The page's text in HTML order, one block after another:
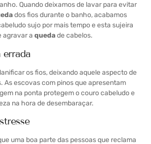
Quando deixamos de lavar para evitar
dos fios durante o banho, acabamos
sujo por mais tempo e esta sujeira
agravar a quedade cabelos.
errada
os fios, deixando aquele aspecto de
As escovas com pinos que apresentam
na ponta protegem o couro cabeludo e
na hora de desembaraçar.
uma boa parte das pessoas que reclama